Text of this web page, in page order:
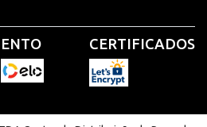
CERTIFICADOS